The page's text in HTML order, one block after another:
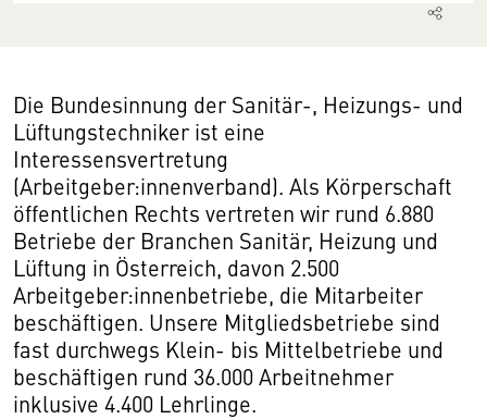
Die Bundesinnung der Sanitär-, Heizungs- und
Lüftungstechniker ist eine
Interessensvertretung
(Arbeitgeber:innenverband). Als Körperschaft
öffentlichen Rechts vertreten wir rund 6.880
Betriebe der Branchen Sanitär, Heizung und
Lüftung in Österreich, davon 2.500
Arbeitgeber:innenbetriebe, die Mitarbeiter
beschäftigen. Unsere Mitgliedsbetriebe sind
fast durchwegs Klein- bis Mittelbetriebe und
beschäftigen rund 36.000 Arbeitnehmer
inklusive 4.400 Lehrlinge.